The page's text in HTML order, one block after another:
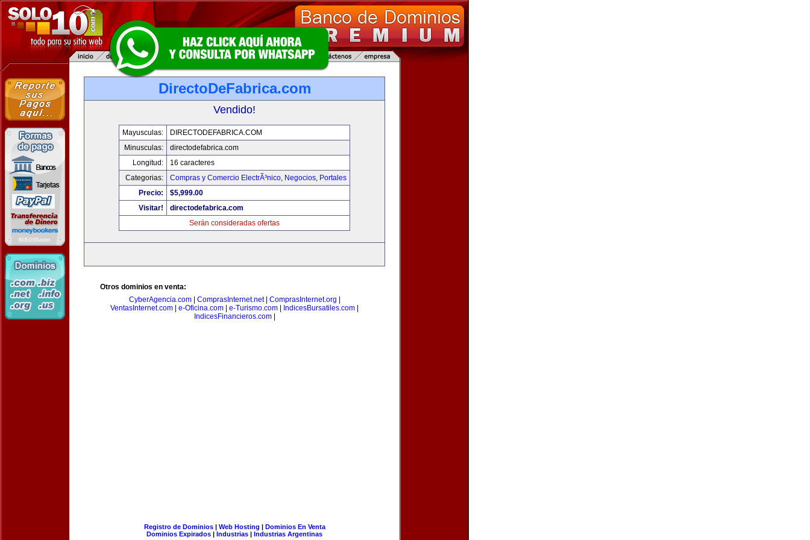
DirectoDeFabrica.com
Vendido!
Mayusculas:
DIRECTODEFABRICA.COM
Minusculas:
directodefabrica.com
Longitud:
16 caracteres
Categorias:
Compras y Comercio ElectrÃ³nico, Negocios, Portales
Precio:
$5,999.00
Visitar!
directodefabrica.com
Serán consideradas ofertas
Otros dominios en venta:
CyberAgencia.com| ComprasInternet.net| ComprasInternet.org
VentasInternet.com
e-Oficina.com e-Turismo.com IndicesBursatiles.com
IndicesFinancieros.com|
Registro de Dominios| Web Hosting | Dominios En Venta
Dominios Expirados | Industrias | Industrias Argentinas